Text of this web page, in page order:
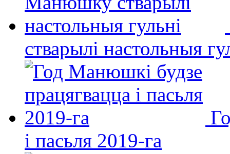
стварылі настольныя
і пасьля 2019-га